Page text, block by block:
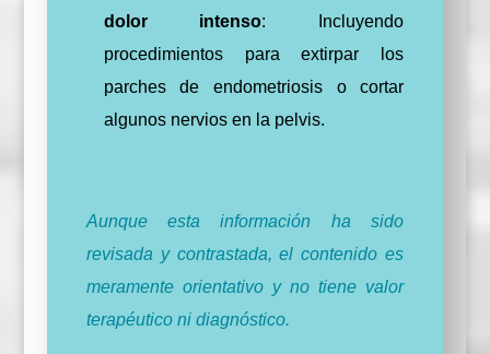
dolor intenso: Incluyendo
procedimientos para extirpar los
parches de endometriosis o cortar
algunos nervios en la pelvis.
Aunque esta información ha sido
revisada y contrastada, el contenido es
meramente orientativo y no tiene valor
terapéutico ni diagnóstico.